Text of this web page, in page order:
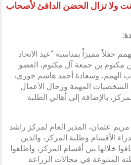
ولا تزال الحضن الدافئ لأصحاب
حفلاً مميزاً بمناسبة “عيد الاتحاد
مكتوم بن جمعة آل مكتوم، العضو
الهمم، وسعادة أحمد هاشم خوري،
المهمة ورجال الأعمال
بالإضافة إلى أهالي الطلبة
عثمان، المدير العام لمركز راشد
الأقسام وطلبة المركز، والذين
خلالها بين أقسام المركز، واطلعوا
المتنوعة في مجالات الزراعة